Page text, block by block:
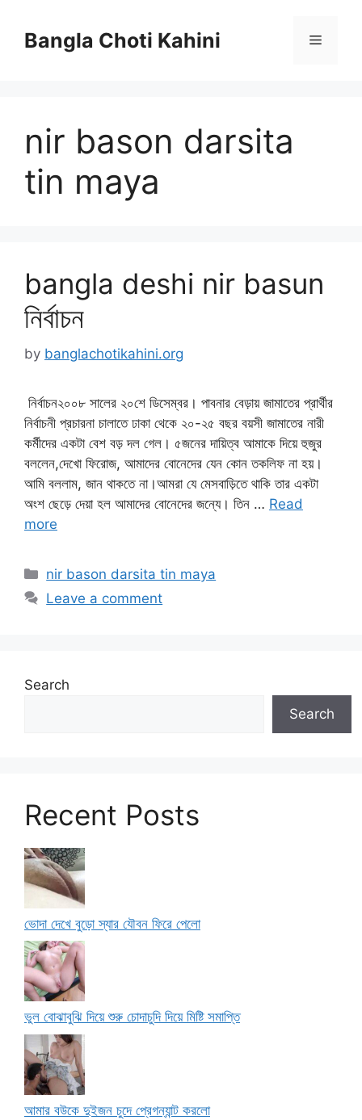
contentBangla Choti Kahini Menu
nir bason darsita
tin maya
bangla deshi nir basun
নির্বাচন
by banglachotikahini.org
নির্বাচন২০০৮ সালের ২০শে ডিসেম্বর। পাবনার বেড়ায় জামাতের প্রার্থীর
নির্বাচনী প্রচারনা চালাতে ঢাকা থেকে ২০-২৫ বছর বয়সী জামাতের নারী
কর্মীদের একটা বেশ বড় দল গেল। ৫জনের দায়িত্ব আমাকে দিয়ে হুজুর
বললেন,দেখো ফিরোজ, আমাদের বোনেদের যেন কোন তকলিফ না হয়।
আমি বললাম, জান থাকতে না।আমরা যে মেসবাড়িতে থাকি তার একটা
অংশ ছেড়ে দেয়া হল আমাদের বোনেদের জন্যে। তিন … Read
more
Categories
nir bason darsita tin maya
Leave a comment
Search
Search
Recent Posts
ভোদা দেখে বুড়ো স্যার যৌবন ফিরে পেলো
ভুল বোঝাবুঝি দিয়ে শুরু চোদাচুদি দিয়ে মিষ্টি সমাপ্তি
আমার বউকে দুইজন চুদে প্রেগন্যান্ট করলো